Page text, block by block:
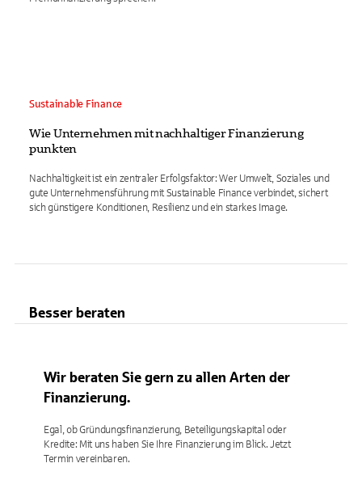
Sustainable Finance
Wie Unternehmen mit nachhaltiger Finanzierung
punkten
Nachhaltigkeit ist ein zentraler Erfolgsfaktor: Wer Umwelt, Soziales und
gute Unternehmensführung mit Sustainable Finance verbindet, sichert
sich günstigere Konditionen, Resilienz und ein starkes Image.
Besser beraten
Wir beraten Sie gern zu allen Arten der
Finanzierung.
Egal, ob Gründungsfinanzierung, Beteiligungskapital oder
Kredite: Mit uns haben Sie Ihre Finanzierung im Blick. Jetzt
Termin vereinbaren.